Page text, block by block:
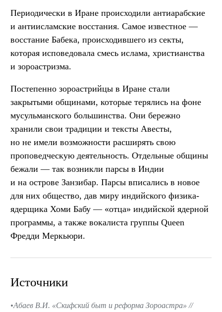
Периодически в Иране происходили антиарабские
и антиисламские восстания. Самое известное —
восстание Бабека, происходившего из секты,
которая исповедовала смесь ислама, христианства
и зороастризма.
Постепенно зороастрийцы в Иране стали
закрытыми общинами, которые терялись на фоне
мусульманского большинства. Они бережно
хранили свои традиции и тексты Авесты,
но не имели возможности расширять свою
проповедческую деятельность. Отдельные общины
бежали — так возникли парсы в Индии
и на острове Занзибар. Парсы вписались в новое
для них общество, дав миру индийского физика-
ядерщика Хоми Бабу — «отца» индийской ядерной
программы, а также вокалиста группы Queen
Фредди Меркьюри.
Источники
Абаев В.И. «Скифский быт и реформа Зороастра» //